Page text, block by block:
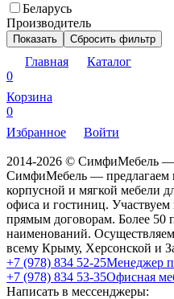
Беларусь
Производитель
Показать Сбросить фильтр
Главная
Каталог
0
Корзина
0
Избранное
Войти
2014-2026 © СимфиМебель —
СимфиМебель — предлагаем
корпусной и мягкой мебели
офиса и гостиниц. Участвуем
прямым договорам. Более 50
наименований.
всему Крыму, Херсонской и
+7 (978) 834 52-25Менеджер
+7 (978) 834 53-35Офисная
Написать в мессенджеры: